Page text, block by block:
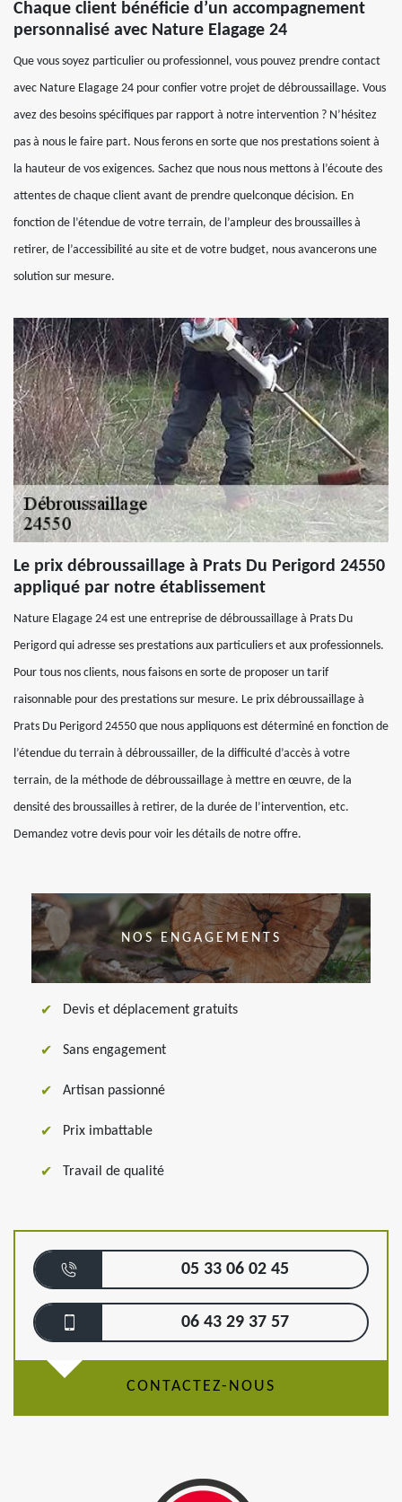
Chaque client bénéficie d’un accompagnement
personnalisé avec Nature Elagage 24
Que vous soyez particulier ou professionnel, vous pouvez prendre contact
avec Nature Elagage 24 pour confier votre projet de débroussaillage. Vous
avez des besoins spécifiques par rapport à notre intervention ? N’hésitez
pas à nous le faire part. Nous ferons en sorte que nos prestations soient à
la hauteur de vos exigences. Sachez que nous nous mettons à l’écoute des
attentes de chaque client avant de prendre quelconque décision. En
fonction de l’étendue de votre terrain, de l’ampleur des broussailles à
retirer, de l’accessibilité au site et de votre budget, nous avancerons une
solution sur mesure.
Le prix débroussaillage à Prats Du Perigord 24550
appliqué par notre établissement
Nature Elagage 24 est une entreprise de débroussaillage à Prats Du
Perigord qui adresse ses prestations aux particuliers et aux professionnels.
Pour tous nos clients, nous faisons en sorte de proposer un tarif
raisonnable pour des prestations sur mesure. Le prix débroussaillage à
Prats Du Perigord 24550 que nous appliquons est déterminé en fonction de
l’étendue du terrain à débroussailler, de la difficulté d’accès à votre
terrain, de la méthode de débroussaillage à mettre en œuvre, de la
densité des broussailles à retirer, de la durée de l’intervention, etc.
Demandez votre devis pour voir les détails de notre offre.
NOS ENGAGEMENTS
Devis et déplacement gratuits
Sans engagement
Artisan passionné
Prix imbattable
Travail de qualité
05 33 06 02 45
06 43 29 37 57
CONTACTEZ-NOUS